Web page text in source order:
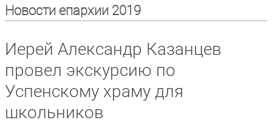
Новости епархии 2019
Иерей Александр Казанцев
провел экскурсию по
Успенскому храму для
школьников